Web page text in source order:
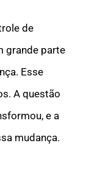
de
grande parte
Esse
A questão
e a
mudança.